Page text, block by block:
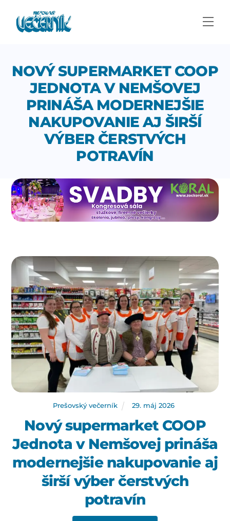
content
NOVÝ SUPERMARKET COOP
JEDNOTA V NEMŠOVEJ
PRINÁŠA MODERNEJŠIE
NAKUPOVANIE AJ ŠIRŠÍ
VÝBER ČERSTVÝCH
POTRAVÍN
Prešovský večerník 29. máj 2026
Nový supermarket COOP
Jednota v Nemšovej prináša
modernejšie nakupovanie aj
širší výber čerstvých
potravín